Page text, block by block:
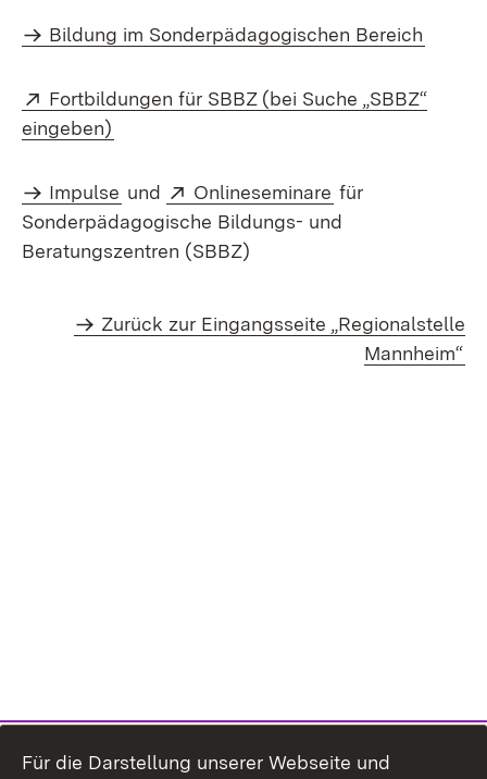
Bildung im Sonderpädagogischen Bereich
External:
Fortbildungen für SBBZ (bei Suche „SBBZ“
eingeben)
Impulse und External:
Onlineseminare (Opens in new
für
Sonderpädagogische Bildungs- und
Beratungszentren (SBBZ)
Zurück zur Eingangsseite „Regionalstelle
Mannheim“
Für die Darstellung unserer Webseite und